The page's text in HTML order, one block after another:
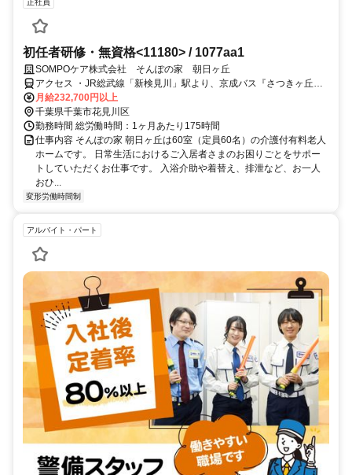
正社員
初任者研修・無資格<11180> / 1077aa1
SOMPOケア株式会社 そんぽの家 朝日ヶ丘
アクセス ・JR総武線「新検見川」駅より、京成バス『さつきヶ丘団
地』行きで約10分、「畑町ホームランド」バス停から徒歩約3分
月給232,700円以上
千葉県千葉市花見川区
勤務時間 総労働時間：1ヶ月あたり175時間
仕事内容 そんぽの家 朝日ヶ丘は60室（定員60名）の介護付有料老人
ホームです。 日常生活におけるご入居者さまのお困りごとをサポー
トしていただくお仕事です。 入浴介助や着替え、排泄など、お一人
おひ...
変形労働時間制
アルバイト・パート